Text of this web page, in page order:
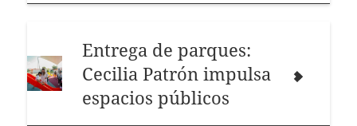
Entrega de parques:
Cecilia Patrón impulsa
espacios públicos